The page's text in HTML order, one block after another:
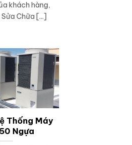
khách hàng,
Chữa [...]
Thống Máy
Ngựa